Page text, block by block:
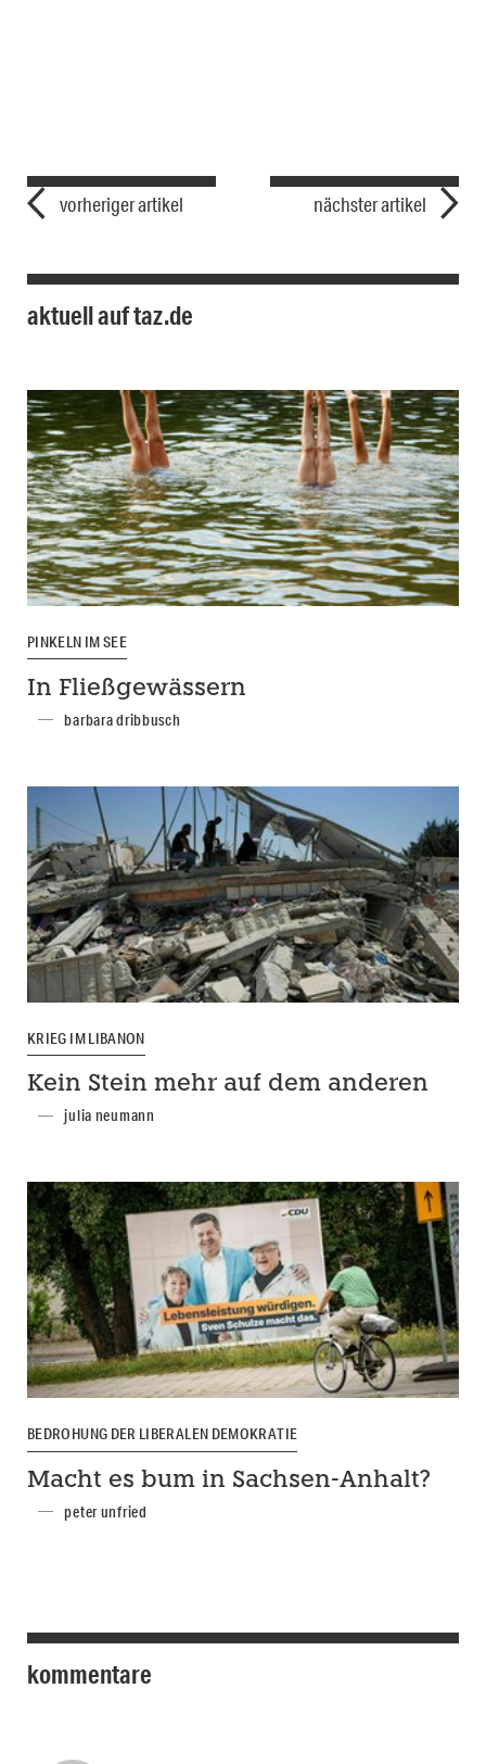
vorheriger artikel nächster artikel
aktuell auf taz.de
PINKELN IM SEE
In Fließgewässern
barbara dribbusch
KRIEG IM LIBANON
Kein Stein mehr auf dem anderen
julia neumann
BEDROHUNG DER LIBERALEN DEMOKRATIE
Macht es bum in Sachsen-Anhalt?
peter unfried
kommentare